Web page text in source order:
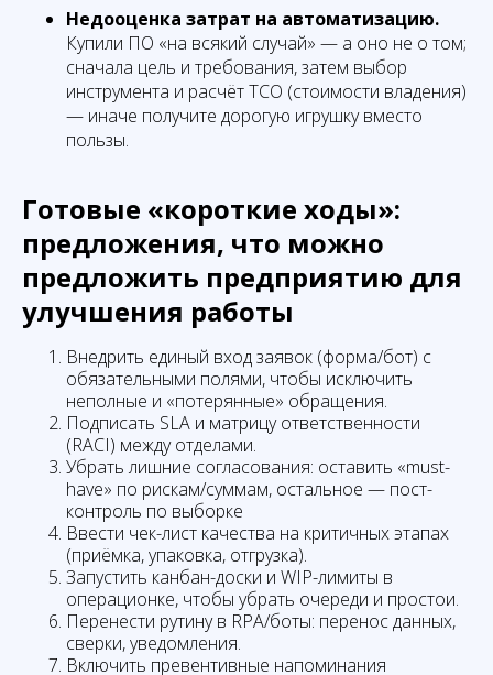
Недооценка затрат на автоматизацию.
Купили ПО «на всякий случай» — а оно не о том;
сначала цель и требования, затем выбор
инструмента и расчёт TCO (стоимости владения)
— иначе получите дорогую игрушку вместо
пользы.
Готовые «короткие ходы»:
предложения, что можно
предложить предприятию для
улучшения работы
Внедрить единый вход заявок (форма/бот) с
обязательными полями, чтобы исключить
неполные и «потерянные» обращения.
Подписать SLA и матрицу ответственности
(RACI) между отделами.
Убрать лишние согласования: оставить «must-
have» по рискам/суммам, остальное — пост-
контроль по выборке
Ввести чек-лист качества на критичных этапах
(приёмка, упаковка, отгрузка).
Запустить канбан-доски и WIP-лимиты в
операционке, чтобы убрать очереди и простои.
Перенести рутину в RPA/боты: перенос данных,
сверки, уведомления.
Включить превентивные напоминания